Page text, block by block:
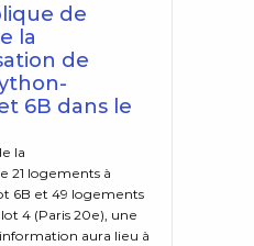
de
la
de
6B dans le
la
21 logements à
6B et 49 logements
4 (Paris 20e), une
aura lieu à